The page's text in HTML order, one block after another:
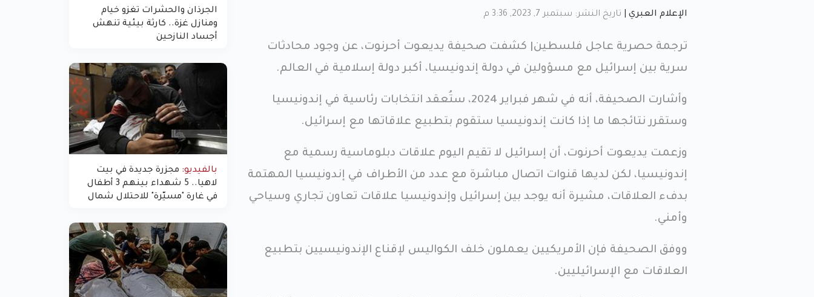
الإعلام العبري تاريخ النشر: سبتمبر 7, 2023, 3:36 م
ترجمة حصرية عاجل فلسطين| كشفت صحيفة يديعوت أحرنوت، عن وجود محادثات
سرية بين إسرائيل مع مسؤولين في دولة إندونيسيا، أكبر دولة إسلامية في العالم.
وأشارت الصحيفة، أنه في شهر فبراير 2024، ستُعقد انتخابات رئاسية في إندونيسيا
وستقرر نتائجها ما إذا كانت إندونيسيا ستقوم بتطبيع علاقاتها مع إسرائيل.
وزعمت يديعوت أحرنوت، أن إسرائيل لا تقيم اليوم علاقات دبلوماسية رسمية مع
إندونيسيا، لكن لديها قنوات اتصال مباشرة مع عدد من الأطراف في إندونيسيا المهتمة
بدفء العلاقات، مشيرة أنه يوجد بين إسرائيل وإندونيسيا علاقات تعاون تجاري وسياحي
وأمني.
ووفق الصحيفة فإن الأمريكيين يعملون خلف الكواليس لإقناع الإندونيسيين بتطبيع
العلاقات مع الإسرائيليين.
الجرذان والحشرات تغزو خيام
ومنازل غزة.. كارثة بيئية تنهش
أجساد النازحين
بالفيديو: مجزرة جديدة في بيت
لاهيا.. 5 شهداء بينهم 3 أطفال
في غارة "مسيّرة" للاحتلال شمال